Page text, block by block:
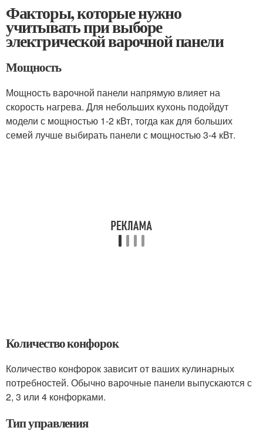
Факторы, которые нужно
учитывать при выборе
электрической варочной панели
Мощность
Мощность варочной панели напрямую влияет на
скорость нагрева. Для небольших кухонь подойдут
модели с мощностью 1-2 кВт, тогда как для больших
семей лучше выбирать панели с мощностью 3-4 кВт.
Количество конфорок
Количество конфорок зависит от ваших кулинарных
потребностей. Обычно варочные панели выпускаются с
2, 3 или 4 конфорками.
Тип управления